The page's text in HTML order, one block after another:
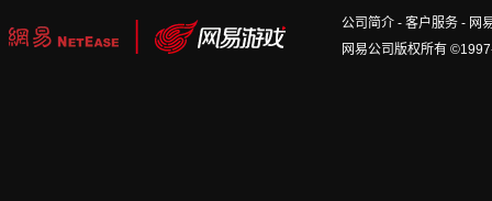
公司简介 - 客户服务 - 网
网易公司版权所有